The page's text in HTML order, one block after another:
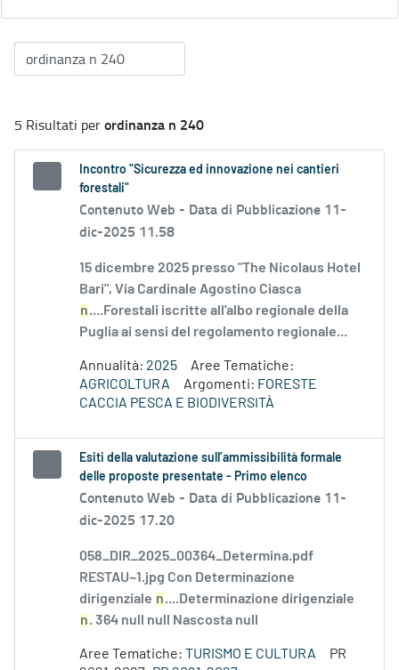
5 Risultati perordinanza n 240
Incontro "Sicurezza ed innovazione nei cantieri
forestali"
Contenuto Web - Data di Pubblicazione 11-
dic-2025 11.58
15 dicembre 2025 presso "The Nicolaus Hotel
Bari", Via Cardinale Agostino Ciasca
n....Forestali iscritte all'albo regionale della
Puglia ai sensi del regolamento regionale...
Annualità: 2025
Aree Tematiche:
AGRICOLTURA
Argomenti: FORESTE
CACCIA PESCA E BIODIVERSITÀ
Esiti della valutazione sull’ammissibilità formale
delle proposte presentate - Primo elenco
Contenuto Web - Data di Pubblicazione 11-
dic-2025 17.20
058_DIR_2025_00364_Determina.pdf
RESTAU~1.jpg Con Determinazione
dirigenziale n....Determinazione dirigenziale
n. 364 null null Nascosta null
Aree Tematiche: TURISMO E CULTURA
PR